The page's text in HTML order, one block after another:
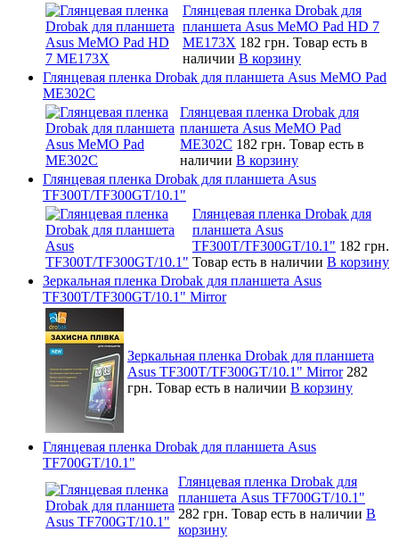
Глянцевая пленка Drobak для
планшета Asus MeMO Pad HD 7
ME173X 182 грн. Товар есть в
наличии В корзину
Глянцевая пленка Drobak для планшета Asus MeMO Pad
ME302C
Глянцевая пленка Drobak для
планшета Asus MeMO Pad
ME302C 182 грн. Товар есть в
наличии В корзину
Глянцевая пленка Drobak для планшета Asus
TF300T/TF300GT/10.1"
Глянцевая пленка Drobak для
планшета Asus
TF300T/TF300GT/10.1" 182 грн.
Товар есть в наличии В корзину
Зеркальная пленка Drobak для планшета Asus
TF300T/TF300GT/10.1" Mirror
Зеркальная пленка Drobak для планшета
Asus TF300T/TF300GT/10.1" Mirror 282
грн. Товар есть в наличии В корзину
Глянцевая пленка Drobak для планшета Asus
TF700GT/10.1"
Глянцевая пленка Drobak для
планшета Asus TF700GT/10.1"
282 грн. Товар есть в наличии В
корзину